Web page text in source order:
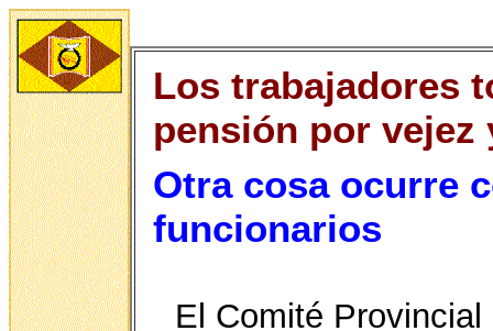
Los trabajadores
pensión por vejez
Otra cosa ocurre
funcionarios
El Comité